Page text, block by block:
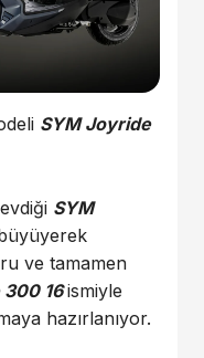
SYM Joyride
SYM
ve tamamen
300 16ismiyle
hazırlanıyor.